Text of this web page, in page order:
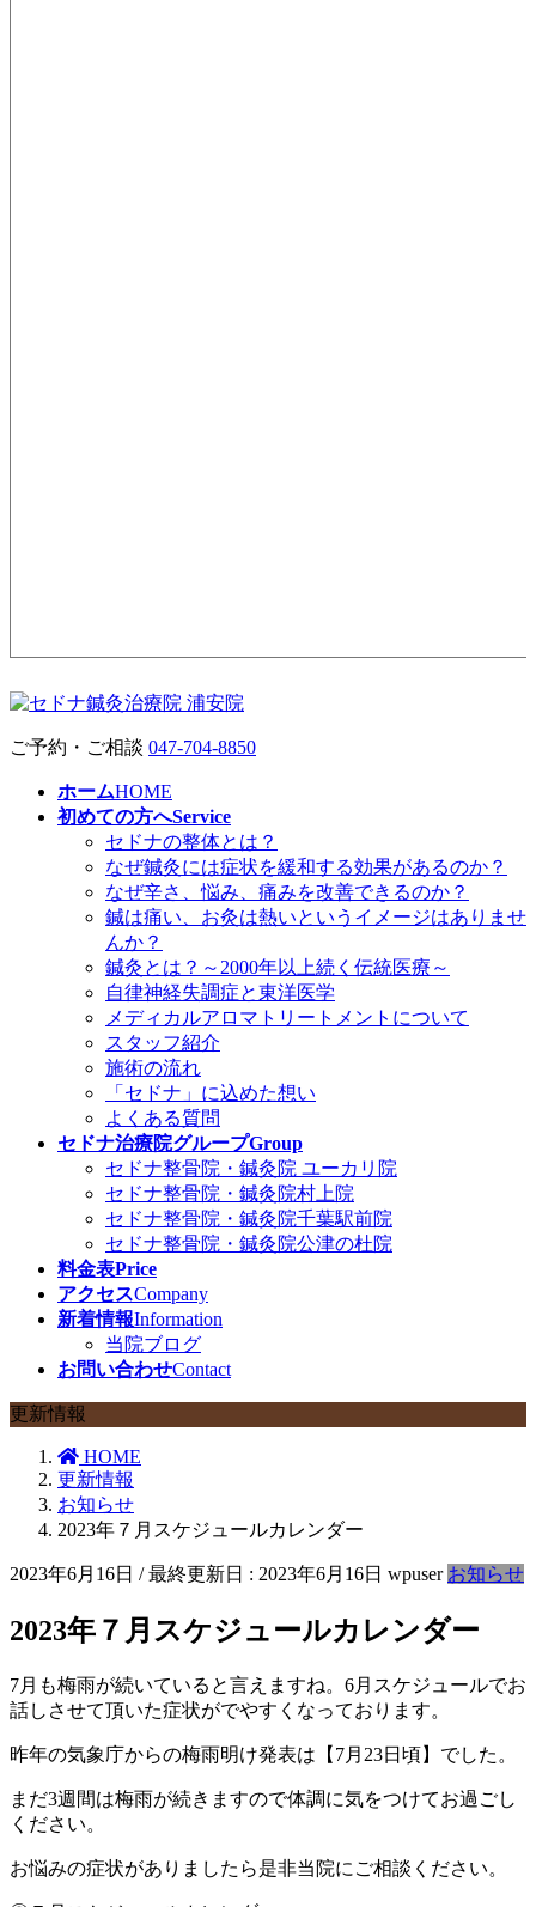
ご予約・ご相談 047-704-8850
ホームHOME
初めての方へService
セドナの整体とは？
なぜ鍼灸には症状を緩和する効果があるのか？
なぜ辛さ、悩み、痛みを改善できるのか？
鍼は痛い、お灸は熱いというイメージはありませ
んか？
鍼灸とは？～2000年以上続く伝統医療～
自律神経失調症と東洋医学
メディカルアロマトリートメントについて
スタッフ紹介
施術の流れ
「セドナ」に込めた想い
よくある質問
セドナ治療院グループGroup
セドナ整骨院・鍼灸院 ユーカリ院
セドナ整骨院・鍼灸院村上院
セドナ整骨院・鍼灸院千葉駅前院
セドナ整骨院・鍼灸院公津の杜院
料金表Price
アクセスCompany
新着情報Information
当院ブログ
お問い合わせContact
更新情報
HOME
更新情報
お知らせ
2023年７月スケジュールカレンダー
2023年6月16日 / 最終更新日 : 2023年6月16日 wpuser お知らせ
2023年７月スケジュールカレンダー
7月も梅雨が続いていると言えますね。6月スケジュールでお
話しさせて頂いた症状がでやすくなっております。
昨年の気象庁からの梅雨明け発表は【7月23日頃】でした。
まだ3週間は梅雨が続きますので体調に気をつけてお過ごし
ください。
お悩みの症状がありましたら是非当院にご相談ください。